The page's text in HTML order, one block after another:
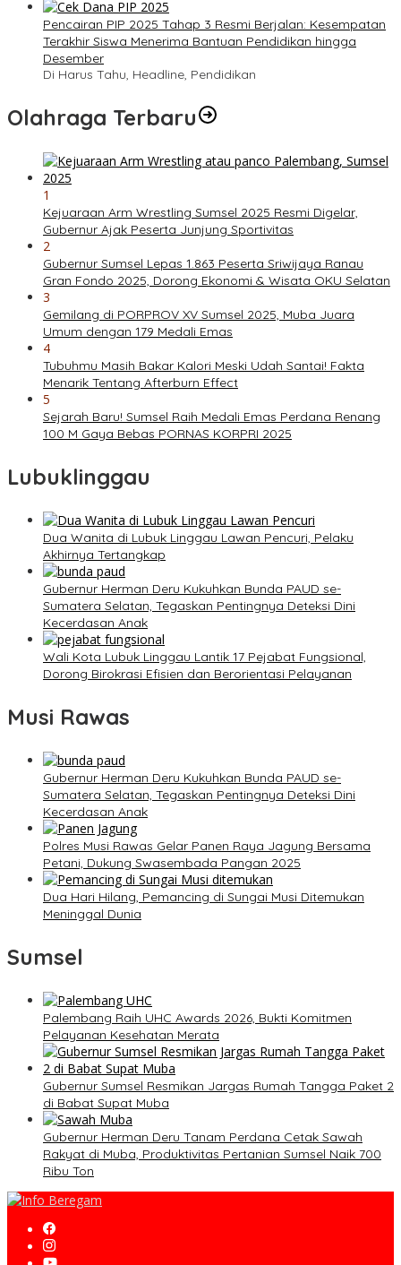
Pencairan PIP 2025 Tahap 3 Resmi Berjalan: Kesempatan
Terakhir Siswa Menerima Bantuan Pendidikan hingga
Desember
Di Harus Tahu, Headline, Pendidikan
Olahraga Terbaru
1
Kejuaraan Arm Wrestling Sumsel 2025 Resmi Digelar,
Gubernur Ajak Peserta Junjung Sportivitas
2
Gubernur Sumsel Lepas 1.863 Peserta Sriwijaya Ranau
Gran Fondo 2025, Dorong Ekonomi & Wisata OKU Selatan
3
Gemilang di PORPROV XV Sumsel 2025, Muba Juara
Umum dengan 179 Medali Emas
4
Tubuhmu Masih Bakar Kalori Meski Udah Santai! Fakta
Menarik Tentang Afterburn Effect
5
Sejarah Baru! Sumsel Raih Medali Emas Perdana Renang
100 M Gaya Bebas PORNAS KORPRI 2025
Lubuklinggau
Dua Wanita di Lubuk Linggau Lawan Pencuri, Pelaku
Akhirnya Tertangkap
Gubernur Herman Deru Kukuhkan Bunda PAUD se-
Sumatera Selatan, Tegaskan Pentingnya Deteksi Dini
Kecerdasan Anak
Wali Kota Lubuk Linggau Lantik 17 Pejabat Fungsional,
Dorong Birokrasi Efisien dan Berorientasi Pelayanan
Musi Rawas
Gubernur Herman Deru Kukuhkan Bunda PAUD se-
Sumatera Selatan, Tegaskan Pentingnya Deteksi Dini
Kecerdasan Anak
Polres Musi Rawas Gelar Panen Raya Jagung Bersama
Petani, Dukung Swasembada Pangan 2025
Dua Hari Hilang, Pemancing di Sungai Musi Ditemukan
Meninggal Dunia
Sumsel
Palembang Raih UHC Awards 2026, Bukti Komitmen
Pelayanan Kesehatan Merata
Gubernur Sumsel Resmikan Jargas Rumah Tangga Paket 2
di Babat Supat Muba
Gubernur Herman Deru Tanam Perdana Cetak Sawah
Rakyat di Muba, Produktivitas Pertanian Sumsel Naik 700
Ribu Ton